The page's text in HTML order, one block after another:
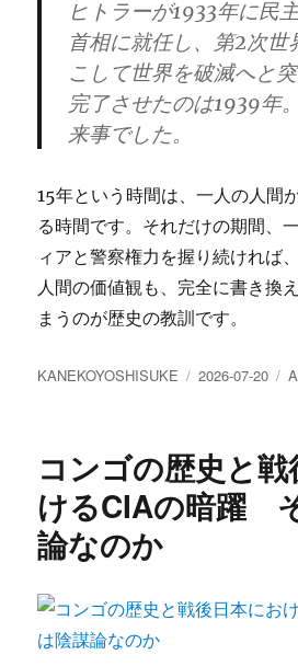
ヒトラーが1933年に民
首相に就任し、第2次世
こして世界を破滅へと
完了させたのは1939年。
来事でした。
15年という時間は、一人の人間
る時間です。それだけの期間、
ィアと警察権力を握り続ければ
人間の価値観も、完全に書き換
まうのが歴史の教訓です。
投
KANEKOYOSHISUKE
投
2026-07-20
コンゴの歴史と
けるCIAの暗躍
論なのか